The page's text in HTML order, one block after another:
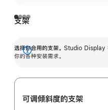
支架
选择你合用的支架。 Studio Display
你的各种安装需求。
展
可调倾斜度的支架